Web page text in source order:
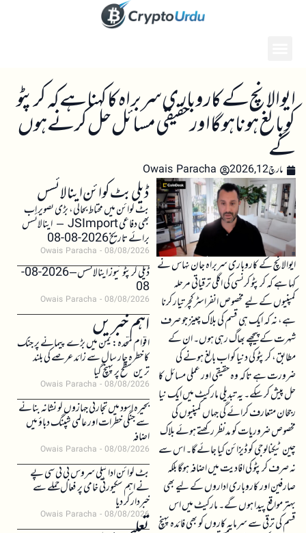
ایوالانچ کے کاروباری سربراہ کا کہنا ہے کہ کرپٹو
کو بالغ ہونا ہوگا اور حقیقی مسائل حل کرنے ہوں
گے
مارچ 12, 2026 Owais Paracha
ایوالانچ کے کاروباری سربراہ جان نہاس نے
کہا ہے کہ کرپٹو کرنسی کی اگلی ترقیاتی مرحلہ
کمپنیوں کے لیے مخصوص انفراسٹرکچر تیار کرنا
ہے، نہ کہ ایک ہی قسم کی بلاک چینز جو صرف
شہرت کے پیچھے بھاگ رہی ہوں۔ ان کے
مطابق، کرپٹو کی دنیا کو اب بالغ ہونے کی
ضرورت ہے تاکہ وہ حقیقی اور عملی مسائل کا
حل پیش کر سکے۔ یہ تبدیلی مارکیٹ میں ایک نیا
رجحان متعارف کرائے گی جہاں کمپنیوں کی
مخصوص ضروریات کو مدنظر رکھتے ہوئے بلاک
چین ٹیکنالوجی کو ڈیزائن کیا جائے گا۔ اس سے
نہ صرف کرپٹو کی افادیت میں اضافہ ہوگا بلکہ
صارفین اور کاروباری اداروں کے لیے بھی
بہتر مواقع پیدا ہوں گے۔ مارکیٹ میں اس
قسم کی ترقی سے سرمایہ کاروں کو بھی فائدہ پہنچ
ڈیلی بٹ کوائن اینالائسس
بٹ کوائن میں محتاط بحالی، بڑی تصویر اب
بھی دفاعی JSImport – اینالائسس
برائے تاریخ 2026-08-08
Owais Paracha 08/08/2026
ڈیلی کرپٹو نیوز اینالائسس – 2026-08-
08
Owais Paracha 08/08/2026
اہم خبریں
اقوام متحدہ: یمن میں بڑے پیمانے پر جنگ
کا خطرہ چار سال سے زائد عرصے کی بلند
ترین سطح پر پہنچ گیا
Owais Paracha 08/08/2026
بحیرہ اسود میں تجارتی جہازوں کو نشانہ بنانے
سے جنگی خطرات اور عالمی شپنگ دباؤ میں
اضافہ
Owais Paracha 08/08/2026
بٹ کوائن ادائیگی سروس بی ٹی سی پے
نے اہم سکیورٹی خامی پر فعال حملے سے
خبردار کر دیا
Owais Paracha 08/08/2026